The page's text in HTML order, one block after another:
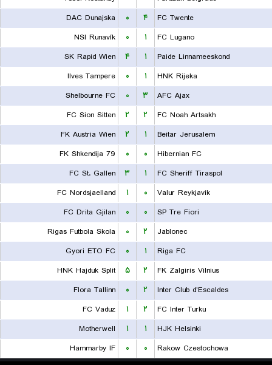
FC Twente
۴ ۰
DAC Dunajska
FC Lugano
۱ ۰
NSI Runavík
Paide Linnameeskond
۱ ۴
SK Rapid Wien
HNK Rijeka
۱ ۰
Ilves Tampere
AFC Ajax
۳ ۰
Shelbourne FC
FC Noah Artsakh
۲ ۲
FC Sion Sitten
Beitar Jerusalem
۱ ۲
FK Austria Wien
Hibernian FC
۰ ۰
FK Shkendija 79
FC Sheriff Tiraspol
۱ ۳
FC St. Gallen
Valur Reykjavik
۰ ۱
FC Nordsjaelland
SP Tre Fiori
۰ ۰
FC Drita Gjilan
Jablonec
۲ ۰
Rigas Futbola Skola
Riga FC
۱ ۰
Gyori ETO FC
FK Zalgiris Vilnius
۲ ۵
HNK Hajduk Split
Inter Club d'Escaldes
۲ ۰
Flora Tallinn
FC Inter Turku
۲ ۱
FC Vaduz
HJK Helsinki
۱ ۱
Motherwell
Rakow Czestochowa
۰ ۰
Hammarby IF